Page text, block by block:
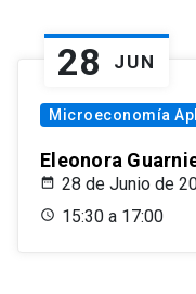
28 JUN
Microeconomía
Eleonora
28 de Junio de
15:30 a 17:00